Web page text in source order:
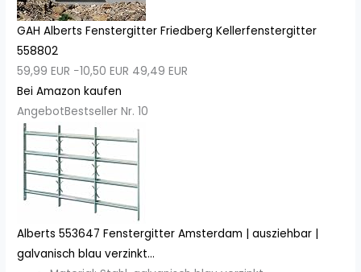
GAH Alberts Fenstergitter Friedberg Kellerfenstergitter
558802
59,99 EUR −10,50 EUR 49,49 EUR
Bei Amazon kaufen
AngebotBestseller Nr. 10
Alberts 553647 Fenstergitter Amsterdam | ausziehbar |
galvanisch blau verzinkt...